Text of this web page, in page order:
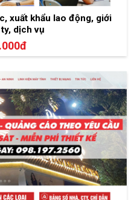
xuất khẩu lao động, giới
dịch vụ